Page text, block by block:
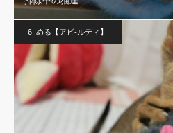
6. める【アビ-ルディ】